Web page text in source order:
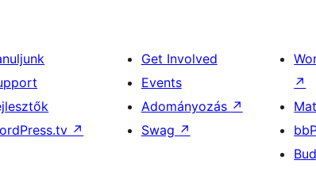
↗
Get Involved
Events
Adományozás ↗
Swag ↗
↗